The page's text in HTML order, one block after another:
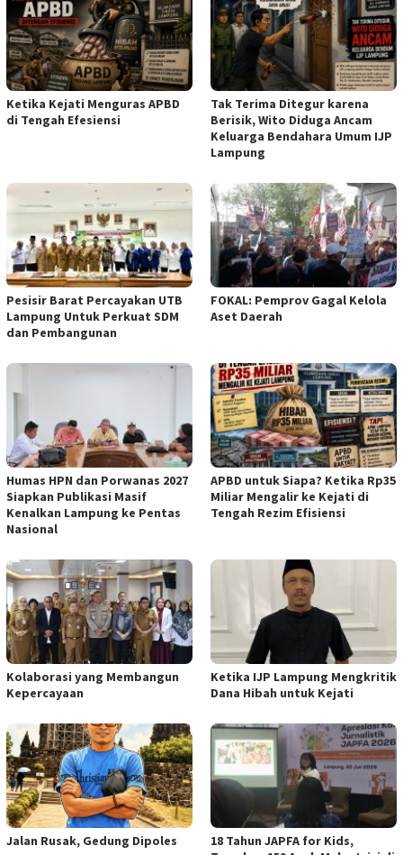
Ketika Kejati Menguras APBD
di Tengah Efesiensi
Tak Terima Ditegur karena
Berisik, Wito Diduga Ancam
Keluarga Bendahara Umum IJP
Lampung
Pesisir Barat Percayakan UTB
Lampung Untuk Perkuat SDM
dan Pembangunan
FOKAL: Pemprov Gagal Kelola
Aset Daerah
Humas HPN dan Porwanas 2027
Siapkan Publikasi Masif
Kenalkan Lampung ke Pentas
Nasional
APBD untuk Siapa? Ketika Rp35
Miliar Mengalir ke Kejati di
Tengah Rezim Efisiensi
Kolaborasi yang Membangun
Kepercayaan
Ketika IJP Lampung Mengkritik
Dana Hibah untuk Kejati
Jalan Rusak, Gedung Dipoles
18 Tahun JAPFA for Kids,